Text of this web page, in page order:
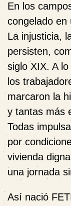
En los
congelado en
La injusticia,
persisten,
siglo XIX. A
los
marcaron la
y tantas más
Todas
por
vivienda
una jornada
Así nació